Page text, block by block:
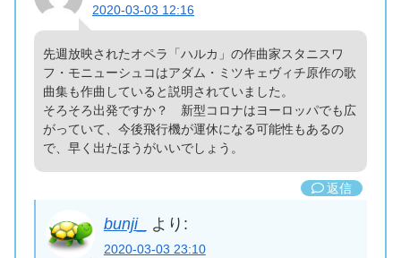
2020-03-03 12:16
先週放映されたオペラ「ハルカ」の作曲家スタニスワ
フ・モニューシュコはアダム・ミツキェヴィチ原作の歌
曲集も作曲していると説明されていました。
そろそろ出発ですか？ 新型コロナはヨーロッパでも広
がっていて、今後飛行機が運休になる可能性もあるの
で、早く出たほうがいいでしょう。
返信
bunji_ より:
2020-03-03 23:10